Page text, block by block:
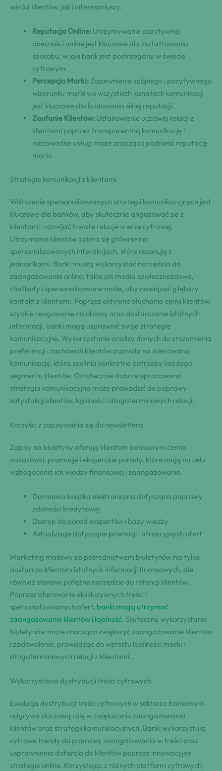
wśród klientów, jak i interesariuszy.
Reputacja Online: Utrzymywanie pozytywnej
obecności online jest kluczowe dla kształtowania
sposobu, w jaki bank jest postrzegany w świecie
cyfrowym.
Percepcja Marki: Zapewnienie spójnego i pozytywnego
wizerunku marki we wszystkich kanałach komunikacji
jest kluczowe dla budowania silnej reputacji.
Zaufanie Klientów: Ustanowienie uczciwej relacji z
klientami poprzez transparentną komunikację i
niezawodne usługi może znacząco podnieść reputację
marki.
Strategie komunikacji z klientami
Wdrożenie spersonalizowanych strategii komunikacyjnych jest
kluczowe dla banków, aby skutecznie angażować się z
klientami i rozwijać trwałe relacje w erze cyfrowej.
Utrzymanie klientów opiera się głównie na
spersonalizowanych interakcjach, które rezonują z
jednostkami. Banki muszą wykorzystać narzędzia do
zaangażowania online, takie jak media społecznościowe,
chatboty i spersonalizowane maile, aby nawiązać głębszy
kontakt z klientami. Poprzez aktywne słuchanie opinii klientów,
szybkie reagowanie na obawy oraz dostarczanie istotnych
informacji, banki mogą usprawnić swoje strategie
komunikacyjne. Wykorzystanie analizy danych do zrozumienia
preferencji i zachowań klientów pozwala na skierowaną
komunikację, która spełnia konkretne potrzeby każdego
segmentu klientów. Ostatecznie dobrze opracowana
strategia komunikacyjna może prowadzić do poprawy
satysfakcji klientów, lojalności i długoterminowych relacji.
Korzyści z zapisywania się do newslettera
Zapisy na biuletyny oferują klientom bankowym cenne
wskazówki, promocje i eksperckie porady, które mają na celu
wzbogacenie ich wiedzy finansowej i zaangażowanie.
Darmowa książka elektroniczna dotycząca poprawy
zdolności kredytowej
Dostęp do porad ekspertów i bazy wiedzy
Aktualizacje dotyczące promocji i atrakcyjnych ofert
Marketing mailowy za pośrednictwem biuletynów nie tylko
dostarcza klientom istotnych informacji finansowych, ale
również stanowi potężne narzędzie do retencji klientów.
Poprzez oferowanie ekskluzywnych treści i
spersonalizowanych ofert, banki mogą utrzymać
zaangażowanie klientów i lojalność. Skuteczne wykorzystanie
biuletynów może znacząco zwiększyć zaangażowanie klientów
i zadowolenie, prowadząc do wzrostu lojalności marki i
długoterminowych relacji z klientami.
Wykorzystanie dystrybucji treści cyfrowych
Ewolucja dystrybucji treści cyfrowych w sektorze bankowym
odgrywa kluczową rolę w zwiększaniu zaangażowania
klientów oraz strategii komunikacyjnych. Banki wykorzystują
cyfrowe trendy do poprawy zaangażowania w treści oraz
usprawnienia dotarcia do klientów poprzez innowacyjne
strategie online. Korzystając z różnych platform cyfrowych,